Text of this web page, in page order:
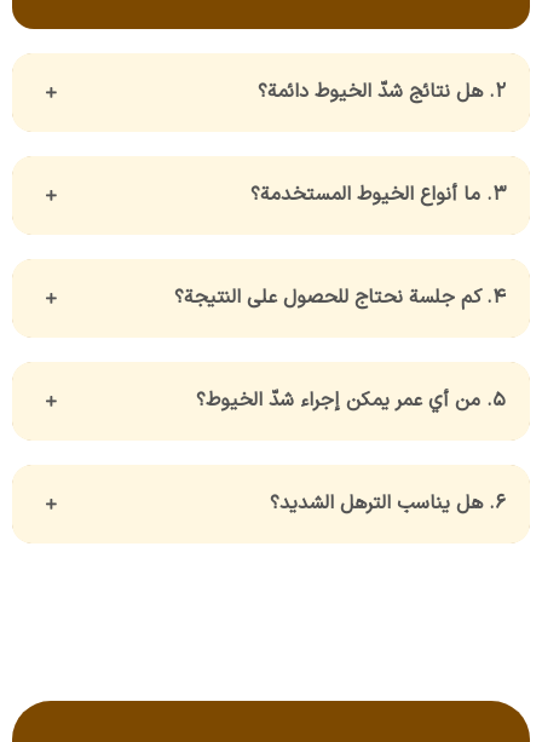
2. هل نتائج شدّ الخيوط دائمة؟
3. ما أنواع الخيوط المستخدمة؟
4. كم جلسة نحتاج للحصول على النتيجة؟
5. من أي عمر يمكن إجراء شدّ الخيوط؟
6. هل يناسب الترهل الشديد؟